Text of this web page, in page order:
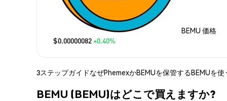
BEMU 価格
$0.00000082+0.40%
3ステップガイドなぜPhemexかBEMUを保管するBEMUを使
BEMU (BEMU)はどこで買えますか?